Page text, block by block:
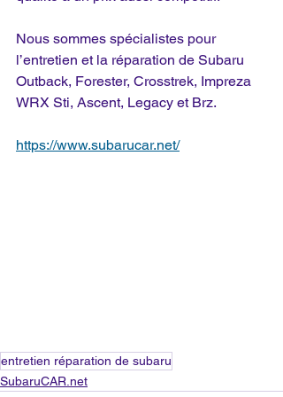
Nous sommes spécialistes pour
l’entretien et la réparation de Subaru
Outback, Forester, Crosstrek, Impreza
WRX Sti, Ascent, Legacy et Brz.
https://www.subarucar.net/
entretien réparation de subaru
SubaruCAR.net